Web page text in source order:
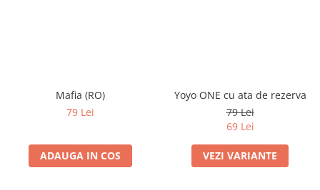
Mafia (RO)
79 Lei
ADAUGA IN COS
Yoyo ONE cu ata de rezerva
79 Lei
69 Lei
VEZI VARIANTE